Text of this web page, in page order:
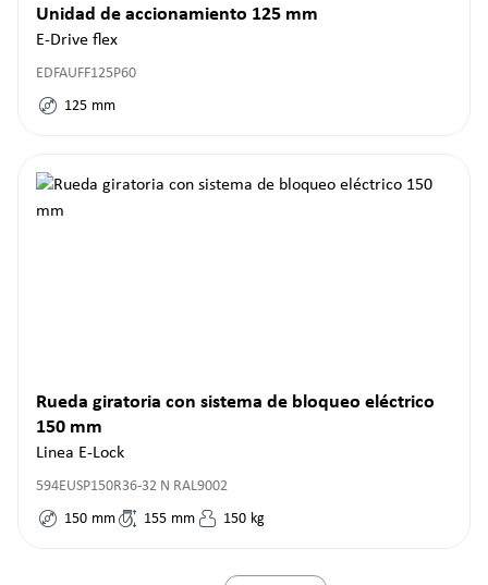
Unidad de accionamiento 125 mm
E-Drive flex
EDFAUFF125P60
125 mm
Rueda giratoria con sistema de bloqueo eléctrico
150 mm
Linea E-Lock
594EUSP150R36-32 N RAL9002
150 mm 155 mm 150 kg